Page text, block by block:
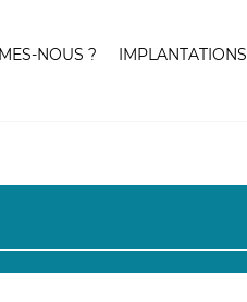
NOUS ? IMPLANTATIONS